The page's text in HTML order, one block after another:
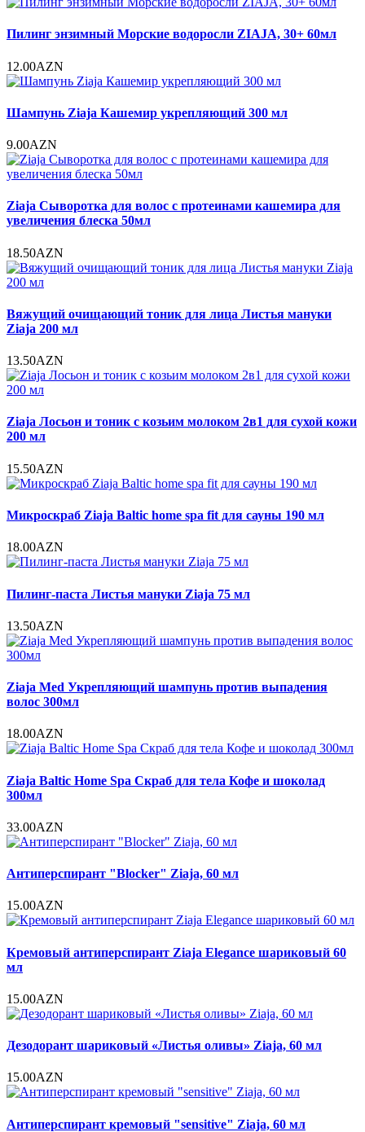
Пилинг энзимный Морские водоросли ZIAJA, 30+ 60мл
12.00AZN
Шампунь Ziaja Кашемир укрепляющий 300 мл
9.00AZN
Ziaja Сыворотка для волос с протеинами кашемира для
увеличения блеска 50мл
18.50AZN
Вяжущий очищающий тоник для лица Листья мануки
Ziaja 200 мл
13.50AZN
Ziaja Лосьон и тоник с козьим молоком 2в1 для сухой кожи
200 мл
15.50AZN
Микроскраб Ziaja Baltic home spa fit для сауны 190 мл
18.00AZN
Пилинг-паста Листья мануки Ziaja 75 мл
13.50AZN
Ziaja Med Укрепляющий шампунь против выпадения
волос 300мл
18.00AZN
Ziaja Baltic Home Spa Скраб для тела Кофе и шоколад
300мл
33.00AZN
Антиперспирант "Blocker" Ziaja, 60 мл
15.00AZN
Кремовый антиперспирант Ziaja Elegance шариковый 60
мл
15.00AZN
Дезодорант шариковый «Листья оливы» Ziaja, 60 мл
15.00AZN
Антиперспирант кремовый "sensitive" Ziaja, 60 мл